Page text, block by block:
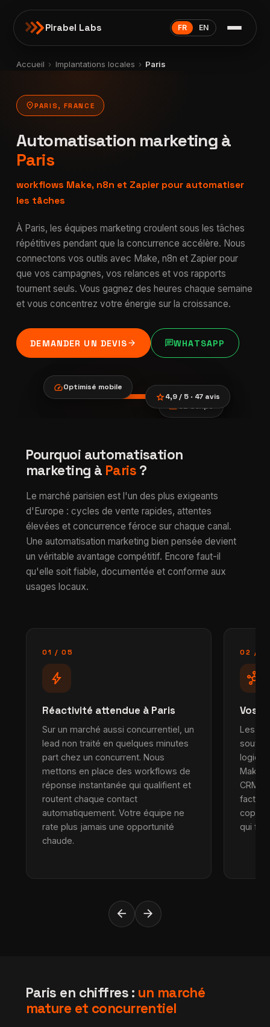
Pirabel Labs FR EN
Accueil › Implantations locales › Paris
location_onPARIS, FRANCE
Automatisation marketing à
Paris
workflows Make, n8n et Zapier pour automatiser
les tâches
À Paris, les équipes marketing croulent sous les tâches
répétitives pendant que la concurrence accélère. Nous
connectons vos outils avec Make, n8n et Zapier pour
que vos campagnes, vos relances et vos rapports
tournent seuls. Vous gagnez des heures chaque semaine
et vous concentrez votre énergie sur la croissance.
DEMANDER UN DEVISarrow_forward chatWHATSAPP
verified
Automatisation
marketing à Paris
paymentsCB Stripe
speedOptimisé mobile
star4,9 / 5 · 47 avis
Pourquoi automatisation
marketing à Paris ?
Le marché parisien est l'un des plus exigeants
d'Europe : cycles de vente rapides, attentes
élevées et concurrence féroce sur chaque canal.
Une automatisation marketing bien pensée devient
un véritable avantage compétitif. Encore faut-il
qu'elle soit fiable, documentée et conforme aux
usages locaux.
01 / 05
bolt
Réactivité attendue à Paris
Sur un marché aussi concurrentiel, un
lead non traité en quelques minutes
part chez un concurrent. Nous
mettons en place des workflows de
réponse instantanée qui qualifient et
routent chaque contact
automatiquement. Votre équipe ne
rate plus jamais une opportunité
chaude.
02 /
hub
Vos
Les
Make,
CRM,
qui
arrow_back arrow_forward
Paris en chiffres : un marché
mature et concurrentiel